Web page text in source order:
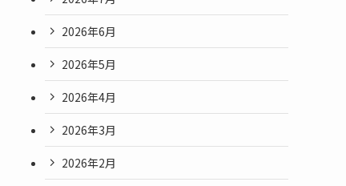
2026年6月
2026年5月
2026年4月
2026年3月
2026年2月